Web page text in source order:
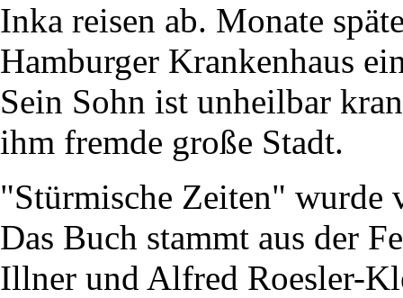
Inka reisen ab. Monate
Hamburger Krankenhaus
Sein Sohn ist unheilbar
ihm fremde große Stadt.
"Stürmische Zeiten" wurde
Das Buch stammt aus der
Illner und Alfred Roesler-